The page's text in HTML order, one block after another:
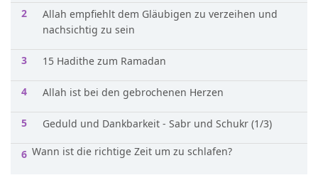
Allah empfiehlt dem Gläubigen zu verzeihen und
nachsichtig zu sein
15 Hadithe zum Ramadan
Allah ist bei den gebrochenen Herzen
Geduld und Dankbarkeit - Sabr und Schukr (1/3)
Wann ist die richtige Zeit um zu schlafen?